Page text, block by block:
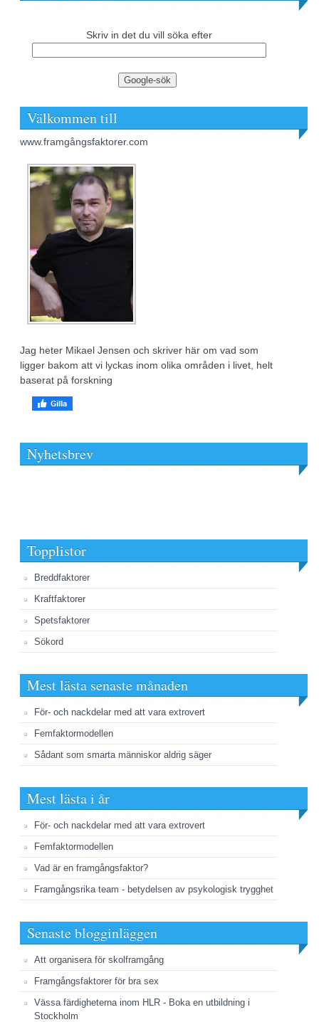
Skriv in det du vill söka efter
Välkommen till
www.framgångsfaktorer.com
Jag heter Mikael Jensen och skriver här om vad som
ligger bakom att vi lyckas inom olika områden i livet, helt
baserat på forskning
Nyhetsbrev
Topplistor
Breddfaktorer
Kraftfaktorer
Spetsfaktorer
Sökord
Mest lästa senaste månaden
För- och nackdelar med att vara extrovert
Femfaktormodellen
Sådant som smarta människor aldrig säger
Mest lästa i år
För- och nackdelar med att vara extrovert
Femfaktormodellen
Vad är en framgångsfaktor?
Framgångsrika team - betydelsen av psykologisk trygghet
Senaste blogginläggen
Att organisera för skolframgång
Framgångsfaktorer för bra sex
Vässa färdigheterna inom HLR - Boka en utbildning i
Stockholm